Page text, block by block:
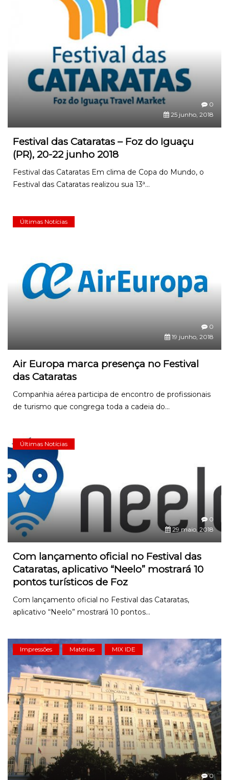
0
25 junho, 2018
Festival das Cataratas – Foz do Iguaçu
(PR), 20-22 junho 2018
Festival das Cataratas Em clima de Copa do Mundo, o
Festival das Cataratas realizou sua 13ª...
Últimas Notícias
0
19 junho, 2018
Air Europa marca presença no Festival
das Cataratas
Companhia aérea participa de encontro de profissionais
de turismo que congrega toda a cadeia do...
Últimas Notícias
0
29 maio, 2018
Com lançamento oficial no Festival das
Cataratas, aplicativo “Neelo” mostrará 10
pontos turísticos de Foz
Com lançamento oficial no Festival das Cataratas,
aplicativo “Neelo” mostrará 10 pontos...
Impressões Matérias MIX IDE
0